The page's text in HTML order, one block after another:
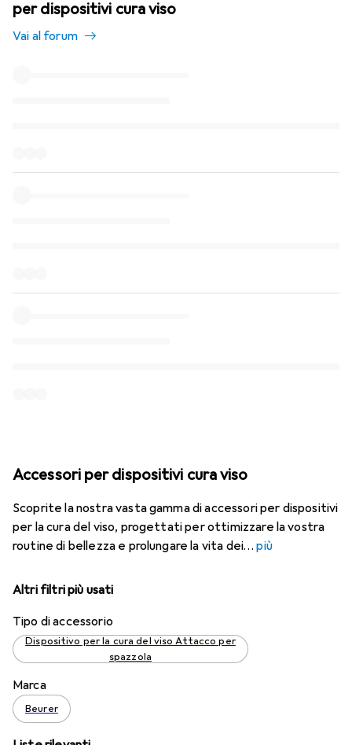
per dispositivi cura viso
Vai al forum
Accessori per dispositivi cura viso
Scoprite la nostra vasta gamma di accessori per dispositivi
per la cura del viso, progettati per ottimizzare la vostra
routine di bellezza e prolungare la vita dei
più
Altri filtri più usati
Tipo di accessorio
Dispositivo per la cura del viso Attacco per
spazzola
Marca
Beurer